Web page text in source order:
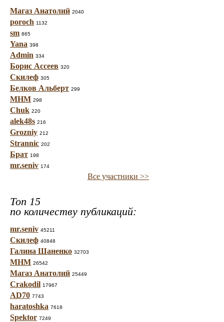
Магаз Анатолий 2040
poroch 1132
sm 865
Yana 398
Admin 334
Борис Ассеев 320
Скилеф 305
Белков Альберт 299
МНМ 298
Chuk 220
alek48s 216
Grozniy 212
Strannic 202
Брат 198
mr.seniv 174
Все участники >>
Топ 15
по количеству публикаций:
mr.seniv 45211
Скилеф 40848
Галина Шаненко 32703
МНМ 26542
Магаз Анатолий 25449
Crakodil 17967
AD70 7743
haratoshka 7618
Spektor 7249